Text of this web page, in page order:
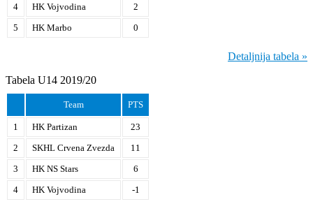
4
HK Vojvodina
2
5
HK Marbo 0
Detaljnija tabela »
Tabela U14 2019/20
Team PTS
1 HK Partizan
23
2
SKHL Crvena Zvezda
11
3
HK NS Stars
6
4
HK Vojvodina -1